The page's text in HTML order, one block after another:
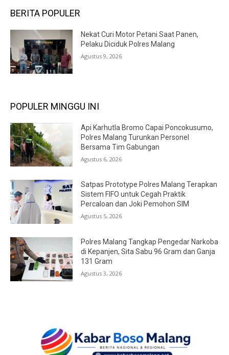
BERITA POPULER
Nekat Curi Motor Petani Saat Panen,
Pelaku Diciduk Polres Malang
Agustus 9, 2026
POPULER MINGGU INI
Api Karhutla Bromo Capai Poncokusumo,
Polres Malang Turunkan Personel
Bersama Tim Gabungan
Agustus 6, 2026
Satpas Prototype Polres Malang Terapkan
Sistem FIFO untuk Cegah Praktik
Percaloan dan Joki Pemohon SIM
Agustus 5, 2026
Polres Malang Tangkap Pengedar Narkoba
di Kepanjen, Sita Sabu 96 Gram dan Ganja
131 Gram
Agustus 3, 2026